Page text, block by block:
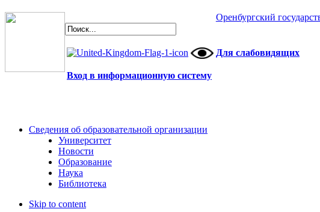
Оренбургский
Для слабовидящих
Вход в информационную систему
Сведения об образовательной организации
Университет
Новости
Образование
Наука
Библиотека
Skip to content